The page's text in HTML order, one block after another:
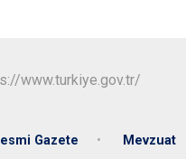
Gazete Mevzuat